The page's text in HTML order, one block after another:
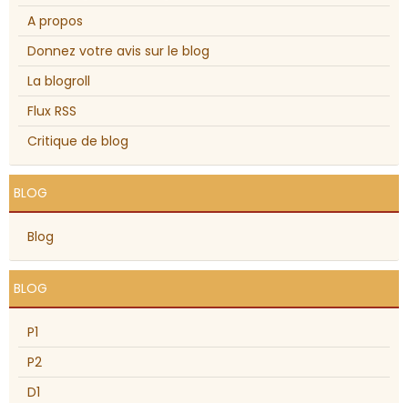
A propos
Donnez votre avis sur le blog
La blogroll
Flux RSS
Critique de blog
BLOG
Blog
BLOG
P1
P2
D1